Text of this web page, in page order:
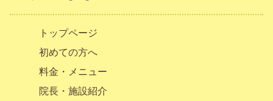
トップページ
初めての方へ
料金・メニュー
院長・施設紹介